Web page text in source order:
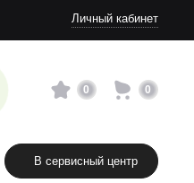
Личный кабинет
0 0
В сервисный центр